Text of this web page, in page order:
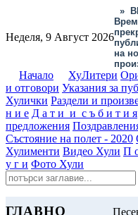
Неделя, 9 Август 2026
»
на
Начало ХуЛитери
и отговори Указания за
Хулички Раздели и
н и е Д а т и и с ъ б и т и я
предложения
Състояние на полет - 2020
Хулименти Видео Хули П
у г и Фото Хули
ГЛАВНО